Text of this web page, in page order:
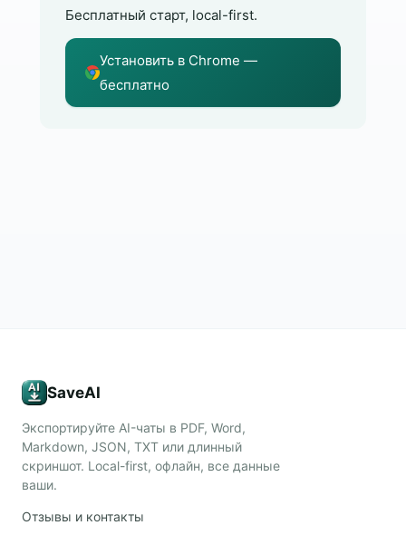
Бесплатный старт, local-first.
Установить в Chrome —
бесплатно
SaveAI
Экспортируйте AI-чаты в PDF, Word,
Markdown, JSON, TXT или длинный
скриншот. Local-first, офлайн, все данные
ваши.
Отзывы и контакты